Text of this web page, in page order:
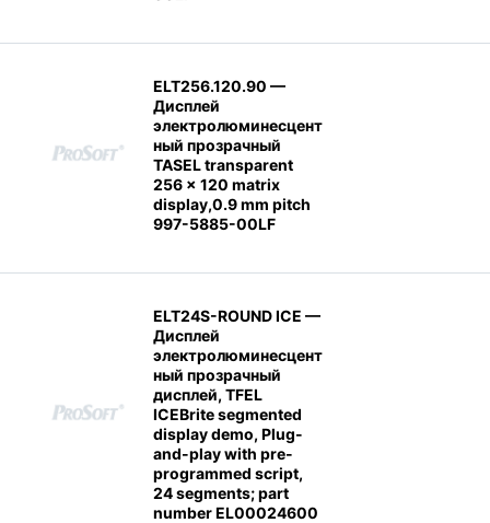
ELT256.120.90 —
Дисплей
электролюминесцент
ный прозрачный
TASEL transparent
256 x 120 matrix
display,0.9 mm pitch
997-5885-00LF
ELT24S-ROUND ICE —
Дисплей
электролюминесцент
ный прозрачный
дисплей, TFEL
ICEBrite segmented
display demo, Plug-
and-play with pre-
programmed script,
24 segments; part
number EL00024600